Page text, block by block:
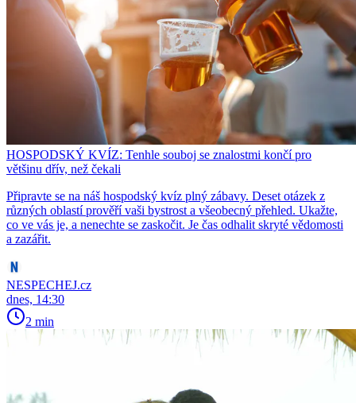
HOSPODSKÝ KVÍZ: Tenhle souboj se znalostmi končí pro
většinu dřív, než čekali
Připravte se na náš hospodský kvíz plný zábavy. Deset otázek z
různých oblastí prověří vaši bystrost a všeobecný přehled. Ukažte,
co ve vás je, a nenechte se zaskočit. Je čas odhalit skryté vědomosti
a zazářit.
NESPECHEJ.cz
dnes, 14:30
2 min